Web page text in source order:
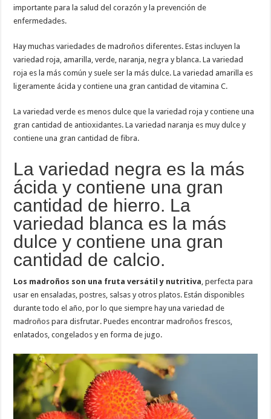
importante para la salud del corazón y la prevención de
enfermedades.
Hay muchas variedades de madroños diferentes. Estas incluyen la
variedad roja, amarilla, verde, naranja, negra y blanca. La variedad
roja es la más común y suele ser la más dulce. La variedad amarilla es
ligeramente ácida y contiene una gran cantidad de vitamina C.
La variedad verde es menos dulce que la variedad roja y contiene una
gran cantidad de antioxidantes. La variedad naranja es muy dulce y
contiene una gran cantidad de fibra.
La variedad negra es la más
ácida y contiene una gran
cantidad de hierro. La
variedad blanca es la más
dulce y contiene una gran
cantidad de calcio.
Los madroños son una fruta versátil y nutritiva, perfecta para
usar en ensaladas, postres, salsas y otros platos. Están disponibles
durante todo el año, por lo que siempre hay una variedad de
madroños para disfrutar. Puedes encontrar madroños frescos,
enlatados, congelados y en forma de jugo.